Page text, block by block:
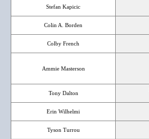
Stefan Kapicic
Colin A. Borden
Colby French
Ammie Masterson
Tony Dalton
Erin Wilhelmi
Tyson Turrou